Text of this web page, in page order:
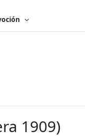
1909)